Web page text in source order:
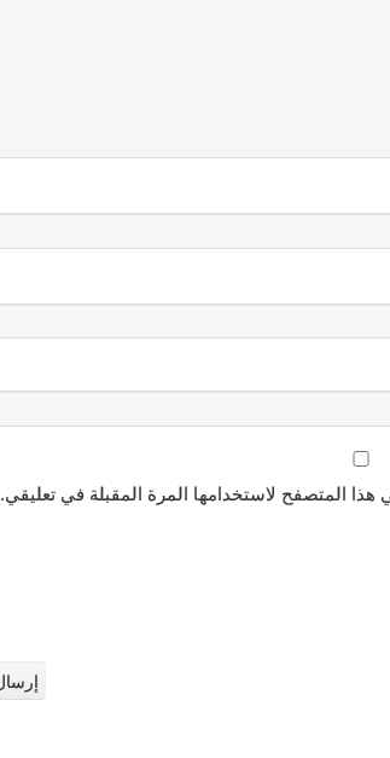
المتصفح لاستخدامها المرة المقبلة في تعليقي.